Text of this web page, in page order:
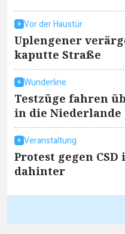
Vor der Haustür
Uplengener
kaputte Straße
Wunderline
Testzüge fahren
in die Niederlande
Veranstaltung
Protest gegen
dahinter